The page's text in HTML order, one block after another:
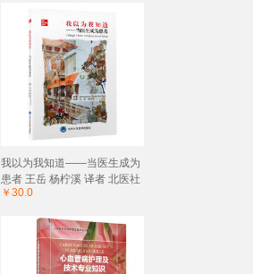
我以为我知道——当医生成为
患者 王岳 杨柠溪 译者 北医社
￥30.0